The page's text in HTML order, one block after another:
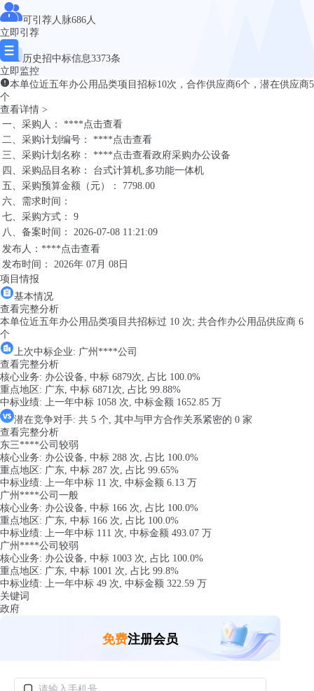
可引荐人脉686人
立即引荐
历史招中标信息3373条
立即监控
本单位近五年办公用品类项目招标10次，合作供应商6个，潜在供应商5
个
查看详情 >
一、采购人： ****点击查看
二、采购计划编号： ****点击查看
三、采购计划名称： ****点击查看政府采购办公设备
四、采购品目名称： 台式计算机,多功能一体机
五、采购预算金额（元）： 7798.00
六、需求时间：
七、采购方式： 9
八、备案时间： 2026-07-08 11:21:09
发布人：****点击查看
发布时间： 2026年 07月 08日
项目情报
基本情况
查看完整分析
本单位近五年办公用品类项目共招标过 10 次; 共合作办公用品供应商 6
个
上次中标企业: 广州****公司
查看完整分析
核心业务: 办公设备 , 中标 6879次, 占比 100.0%
重点地区: 广东 , 中标 6871 次, 占比 99.88%
中标业绩:
上一年中标 1058 次, 中标金额 1652.85 万
潜在竞争对手: 共 5 个, 其中与甲方合作关系紧密的 0 家
查看完整分析
东三****公司 较弱
核心业务: 办公设备 , 中标 288 次, 占比 100.0%
重点地区: 广东 , 中标 287 次, 占比 99.65%
中标业绩:
上一年中标 11 次, 中标金额 6.13 万
广州****公司 一般
核心业务: 办公设备 , 中标 166 次, 占比 100.0%
重点地区: 广东 , 中标 166 次, 占比 100.0%
中标业绩:
上一年中标 111 次, 中标金额 493.07 万
广州****公司 较弱
核心业务: 办公设备 , 中标 1003 次, 占比 100.0%
重点地区: 广东 , 中标 1001 次, 占比 99.8%
中标业绩:
上一年中标 49 次, 中标金额 322.59 万
关键词
政府
免费注册会员